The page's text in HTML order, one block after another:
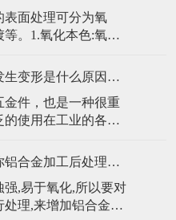
强度、塑性、韧性
中含碳量在0.8%以
表面处理可分为氧
。1.氧化本色:氧化
氧化、发霉、发黑
后颜色和原料一样，
面抛光:一般装饰件
精密五金零件表面
大岭山铝合金加工发生变形是什么原因造成呢？
件，也是一种很重
使用在工业的各个
是在进行大岭山铝
铝合金的硬度较
因此在薄壁类的零件
易发生变形的情况
铝合金加工厂：教你铝合金加工后处理有哪些？
强,易于氧化,所以要对
理,来增加铝合金的